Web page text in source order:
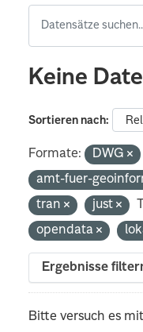
Keine
Sortieren nach
Formate: DWG
amt-fuer-
tran
just
opendata
Ergebnisse
Bitte versuch es